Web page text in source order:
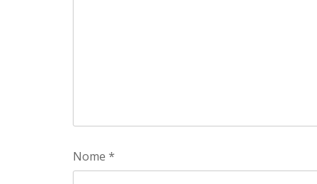
Nome *